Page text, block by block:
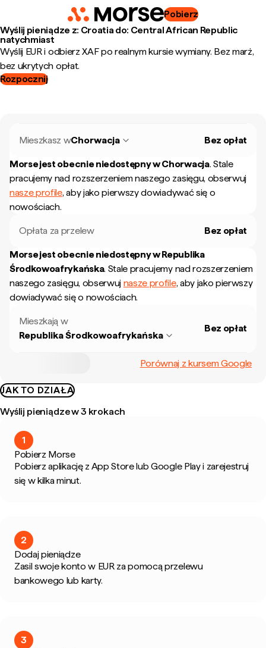
Pobierz
Wyślij pieniądze z: Croatia do: Central African Republic
natychmiast
Wyślij EUR i odbierz XAF po realnym kursie wymiany. Bez marż,
bez ukrytych opłat.
Rozpocznij
Mieszkasz wChorwacja Bez opłat
Morse jest obecnie niedostępny wChorwacja. Stale
pracujemy nad rozszerzeniem naszego zasięgu, obserwuj
nasze profile, aby jako pierwszy dowiadywać się o
nowościach.
Opłata za przelew Bez opłat
Morse jest obecnie niedostępny wRepublika
Środkowoafrykańska. Stale pracujemy nad rozszerzeniem
naszego zasięgu, obserwuj nasze profile, aby jako pierwszy
dowiadywać się o nowościach.
Mieszkają w
Republika Środkowoafrykańska
Bez opłat
Porównaj z kursem Google
JAK TO DZIAŁA
Wyślij pieniądze w 3 krokach
1
Pobierz Morse
Pobierz aplikację z App Store lub Google Play i zarejestruj
się w kilka minut.
2
Dodaj pieniądze
Zasil swoje konto w EUR za pomocą przelewu
bankowego lub karty.
3